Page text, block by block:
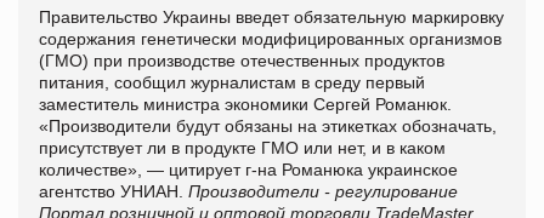
Правительство Украины введет обязательную маркировку
содержания генетически модифицированных организмов
(ГМО) при производстве отечественных продуктов
питания, сообщил журналистам в среду первый
заместитель министра экономики Сергей Романюк.
«Производители будут обязаны на этикетках обозначать,
присутствует ли в продукте ГМО или нет, и в каком
количестве», — цитирует г-на Романюка украинское
агентство УНИАН. Производители - регулирование
Портал розничной и оптовой торговли TradeMaster